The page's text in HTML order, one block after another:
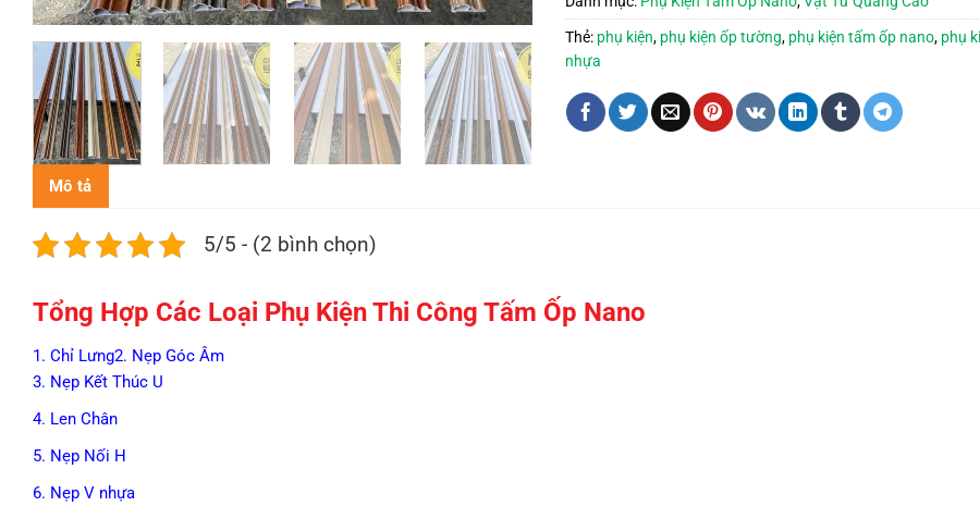
Thẻ: phụ kiện, phụ kiện ốp tường, phụ kiện tấm ốp nano, phụ
nhựa
Mô tả
5/5 - (2 bình chọn)
Tổng Hợp Các Loại Phụ Kiện Thi Công Tấm Ốp Nano
1. Chỉ Lưng2. Nẹp Góc Âm
3. Nẹp Kết Thúc U
4. Len Chân
5. Nẹp Nối H
6. Nẹp V nhựa